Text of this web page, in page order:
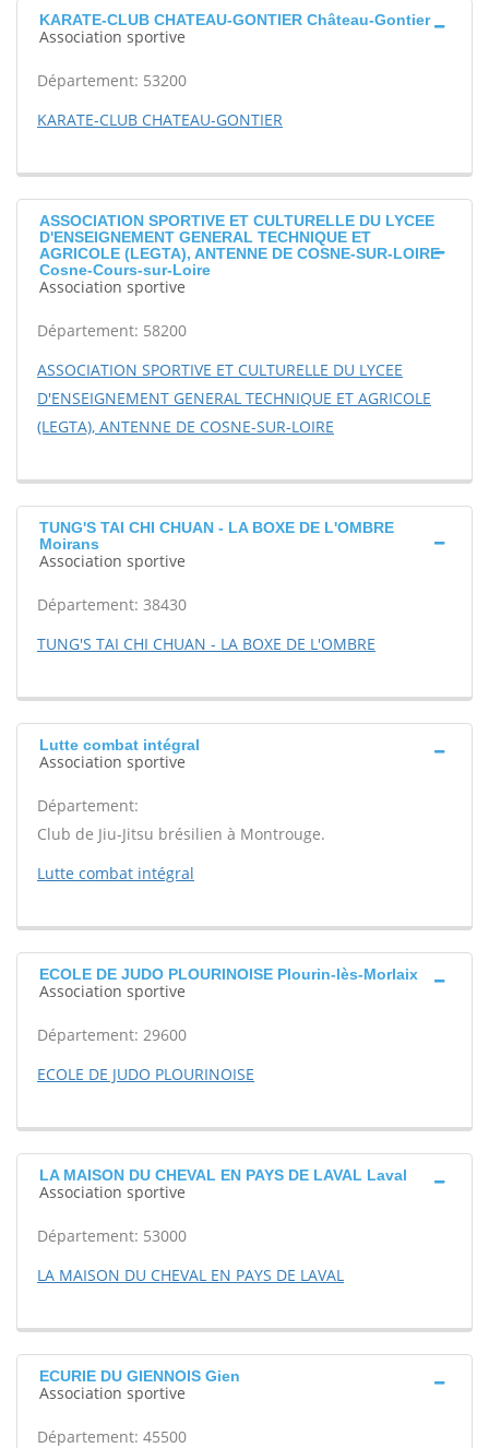
KARATE-CLUB CHATEAU-GONTIER Château-Gontier
Association sportive
Département: 53200
KARATE-CLUB CHATEAU-GONTIER
ASSOCIATION SPORTIVE ET CULTURELLE DU LYCEE
D'ENSEIGNEMENT GENERAL TECHNIQUE ET
AGRICOLE (LEGTA), ANTENNE DE COSNE-SUR-LOIRE
Cosne-Cours-sur-Loire
Association sportive
Département: 58200
ASSOCIATION SPORTIVE ET CULTURELLE DU LYCEE
D'ENSEIGNEMENT GENERAL TECHNIQUE ET AGRICOLE
(LEGTA), ANTENNE DE COSNE-SUR-LOIRE
TUNG'S TAI CHI CHUAN - LA BOXE DE L'OMBRE
Moirans
Association sportive
Département: 38430
TUNG'S TAI CHI CHUAN - LA BOXE DE L'OMBRE
Lutte combat intégral
Association sportive
Département:
Club de Jiu-Jitsu brésilien à Montrouge.
Lutte combat intégral
ECOLE DE JUDO PLOURINOISE Plourin-lès-Morlaix
Association sportive
Département: 29600
ECOLE DE JUDO PLOURINOISE
LA MAISON DU CHEVAL EN PAYS DE LAVAL Laval
Association sportive
Département: 53000
LA MAISON DU CHEVAL EN PAYS DE LAVAL
ECURIE DU GIENNOIS Gien
Association sportive
Département: 45500